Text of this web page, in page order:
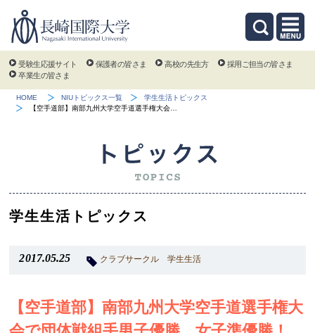
受験生応援サイト 保護者の皆さま 高校の先生方
採用ご担当の皆さま
卒業生の皆さま
HOME NIUトピックス一覧
学生生活トピックス
【空手道部】南部九州大学空手道選手権大会…
学生生活トピックス
2017.05.25 クラブサークル 学生生活
【空手道部】南部九州大学空手道選手権大